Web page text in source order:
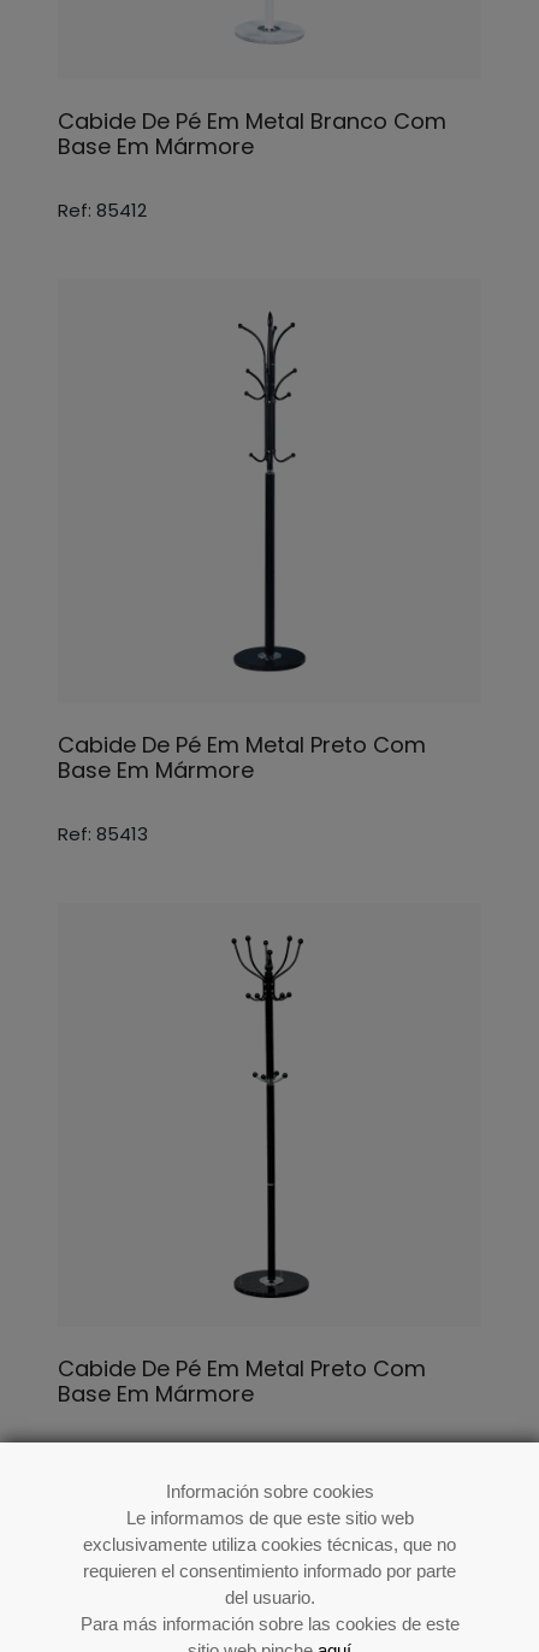
Información sobre cookies
Le informamos de que este sitio web
exclusivamente utiliza cookies técnicas, que no
requieren el consentimiento informado por parte
del usuario.
Para más información sobre las cookies de este
Cabide De Pé Em Metal Branco Com
Base Em Mármore
Ref: 85412
Cabide De Pé Em Metal Preto Com
Base Em Mármore
Ref: 85413
Cabide De Pé Em Metal Preto Com
Base Em Mármore